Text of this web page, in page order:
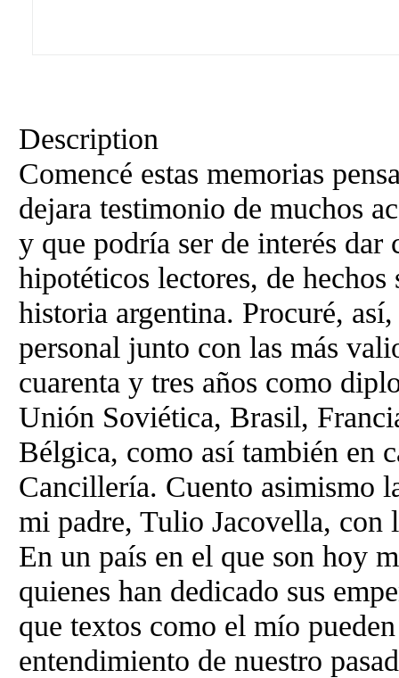
Description
Comencé estas memorias
dejara testimonio de muchos
y que podría ser de interés dar
hipotéticos lectores, de
historia argentina. Procuré,
personal junto con las más
cuarenta y tres años como
Unión Soviética, Brasil,
Bélgica, como así también en
Cancillería. Cuento asimismo
mi padre, Tulio Jacovella, con
En un país en el que son hoy
quienes han dedicado sus
que textos como el mío
entendimiento de nuestro